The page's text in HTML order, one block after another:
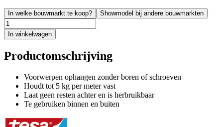
In welke bouwmarkt te koop? Showmodel bij andere bouwmarkten
In winkelwagen
Productomschrijving
Voorwerpen ophangen zonder boren of schroeven
Houdt tot 5 kg per meter vast
Laat geen resten achter en is herbruikbaar
Te gebruiken binnen en buiten